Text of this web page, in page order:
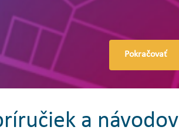
Pokračovať
a návodov